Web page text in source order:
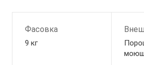
Фасовка
9 кг